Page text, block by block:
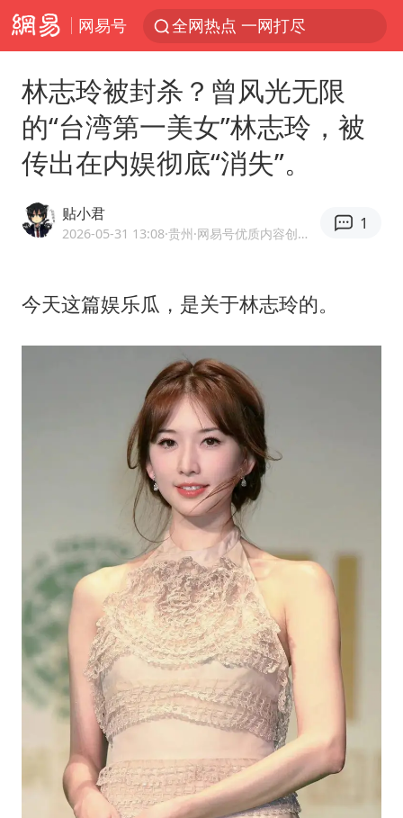
网易号 全网热点 一网打尽
林志玲被封杀？曾风光无限
的“台湾第一美女”林志玲，被
传出在内娱彻底“消失”。
贴小君
2026-05-31 13:08·贵州 ·网易号优质内容创作者
1
今天这篇娱乐瓜，是关于林志玲的。